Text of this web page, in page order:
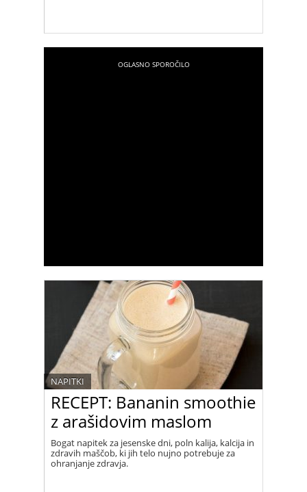
RECEPT: Bananin smoothie
z arašidovim maslom
NAPITKI
Bogat napitek za jesenske dni, poln kalija, kalcija in
zdravih maščob, ki jih telo nujno potrebuje za
ohranjanje zdravja.